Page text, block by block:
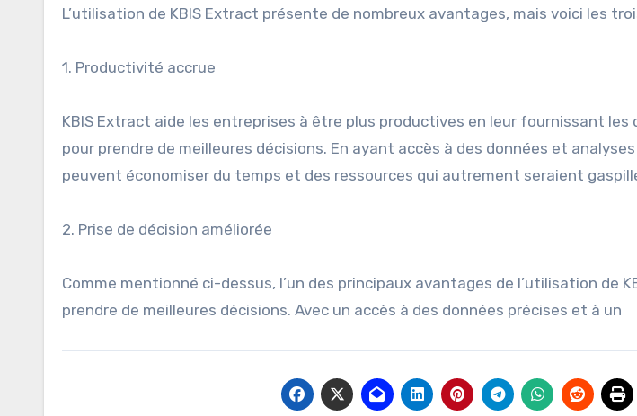
L’utilisation de KBIS Extract présente de nombreux avantages, mais voici les
1. Productivité accrue
KBIS Extract aide les entreprises à être plus productives en leur fournissant
pour prendre de meilleures décisions. En ayant accès à des données et
peuvent économiser du temps et des ressources qui autrement seraient
2. Prise de décision améliorée
Comme mentionné ci-dessus, l’un des principaux avantages de l’utilisation de
prendre de meilleures décisions. Avec un accès à des données précises et à un